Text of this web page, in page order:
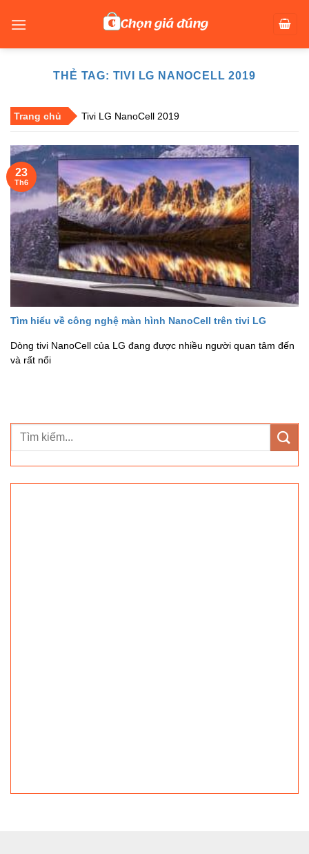
THẺ TAG: TIVI LG NANOCELL 2019
Trang chủ Tivi LG NanoCell 2019
Tìm hiểu về công nghệ màn hình NanoCell trên tivi LG
Dòng tivi NanoCell của LG đang được nhiều người quan tâm đến
và rất nổi
23
Th6